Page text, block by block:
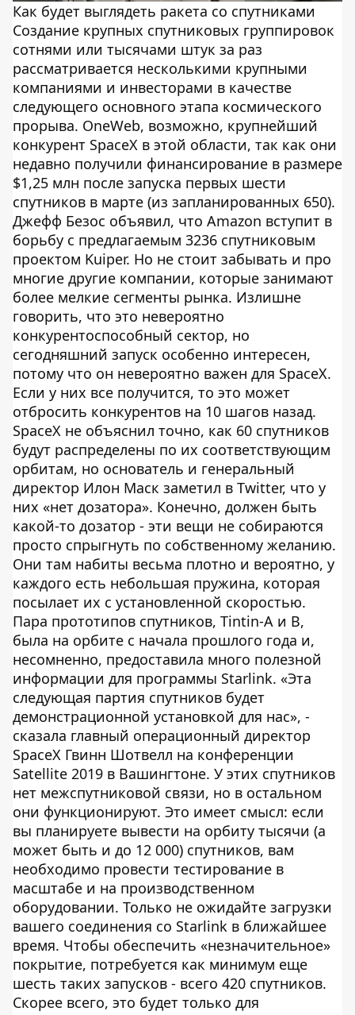
Как будет выглядеть ракета со спутниками
Создание крупных спутниковых группировок
сотнями или тысячами штук за раз
рассматривается несколькими крупными
компаниями и инвесторами в качестве
следующего основного этапа космического
прорыва. OneWeb, возможно, крупнейший
конкурент SpaceX в этой области, так как они
недавно получили финансирование в размере
$1,25 млн после запуска первых шести
спутников в марте (из запланированных 650).
Джефф Безос объявил, что Amazon вступит в
борьбу с предлагаемым 3236 спутниковым
проектом Kuiper. Но не стоит забывать и про
многие другие компании, которые занимают
более мелкие сегменты рынка. Излишне
говорить, что это невероятно
конкурентоспособный сектор, но
сегодняшний запуск особенно интересен,
потому что он невероятно важен для SpaceX.
Если у них все получится, то это может
отбросить конкурентов на 10 шагов назад.
SpaceX не объяснил точно, как 60 спутников
будут распределены по их соответствующим
орбитам, но основатель и генеральный
директор Илон Маск заметил в Twitter, что у
них «нет дозатора». Конечно, должен быть
какой-то дозатор - эти вещи не собираются
просто спрыгнуть по собственному желанию.
Они там набиты весьма плотно и вероятно, у
каждого есть небольшая пружина, которая
посылает их с установленной скоростью.
Пара прототипов спутников, Tintin-A и B,
была на орбите с начала прошлого года и,
несомненно, предоставила много полезной
информации для программы Starlink. «Эта
следующая партия спутников будет
демонстрационной установкой для нас», -
сказала главный операционный директор
SpaceX Гвинн Шотвелл на конференции
Satellite 2019 в Вашингтоне. У этих спутников
нет межспутниковой связи, но в остальном
они функционируют. Это имеет смысл: если
вы планируете вывести на орбиту тысячи (а
может быть и до 12 000) спутников, вам
необходимо провести тестирование в
масштабе и на производственном
оборудовании. Только не ожидайте загрузки
вашего соединения со Starlink в ближайшее
время. Чтобы обеспечить «незначительное»
покрытие, потребуется как минимум еще
шесть таких запусков - всего 420 спутников.
Скорее всего, это будет только для